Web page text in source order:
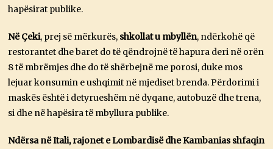
hapësirat publike.
Në Çeki, prej së mërkurës, shkollat u mbyllën, ndërkohë që
restorantet dhe baret do të qëndrojnë të hapura deri në orën
8 të mbrëmjes dhe do të shërbejnë me porosi, duke mos
lejuar konsumin e ushqimit në mjediset brenda. Përdorimi i
maskës është i detyrueshëm në dyqane, autobuzë dhe trena,
si dhe në hapësira të mbyllura publike.
Ndërsa në Itali, rajonet e Lombardisë dhe Kambanias shfaqin